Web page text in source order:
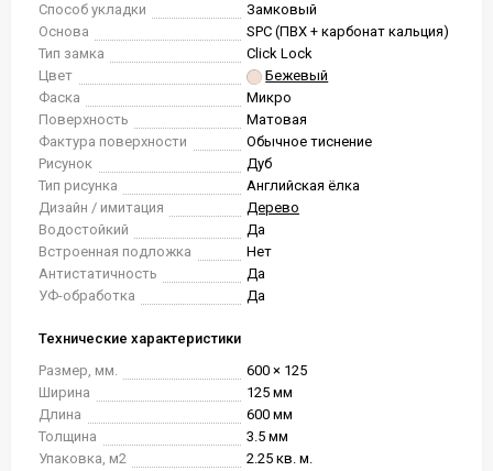
Способ укладки
Замковый
Основа
SPC (ПВХ + карбонат кальция)
Тип замка
Click Lock
Цвет
Бежевый
Фаска
Микро
Поверхность
Матовая
Фактура поверхности
Обычное тиснение
Рисунок
Дуб
Тип рисунка
Английская ёлка
Дизайн / имитация
Дерево
Водостойкий
Да
Встроенная подложка
Нет
Антистатичность
Да
УФ-обработка
Да
Технические характеристики
Размер, мм.
600 × 125
Ширина
125 мм
Длина
600 мм
Толщина
3.5 мм
Упаковка, м2
2.25 кв. м.